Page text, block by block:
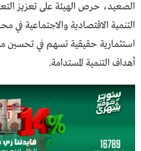
الصعيد، حرص الهيئة على تعزيز
التنمية الاقتصادية والاجتماعية
استثمارية حقيقية تسهم في تحسين
أهداف التنمية المستدامة.